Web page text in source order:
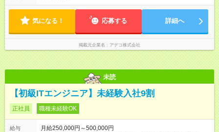
気になる！ 応募する 詳細へ
掲載元企業名 アデコ株式会社
未読
【初級ITエンジニア】未経験入社9割
正社員 職種未経験OK
給与
月給250,000円～500,000円